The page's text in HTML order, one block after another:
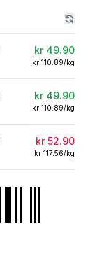
kr 49.90
kr 110.89/kg
kr 49.90
kr 110.89/kg
kr 52.90
kr 117.56/kg